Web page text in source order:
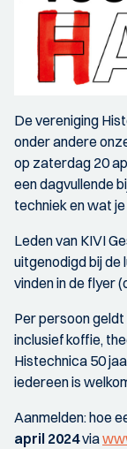
De vereniging
onder andere
op zaterdag 20
een dagvullende
techniek en wat
Leden van KIVI
uitgenodigd bij de
vinden in de flyer
Per persoon geldt
inclusief koffie,
Histechnica 50
iedereen is
Aanmelden: hoe
april 2024via